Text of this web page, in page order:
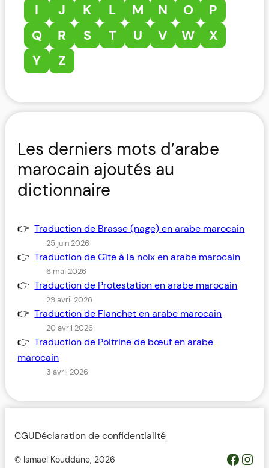
I
J K L M N O
P
Q
R S T U V W
X
Y
Z
Les derniers mots d’arabe
marocain ajoutés au
dictionnaire
Traduction de Brasse (nage) en arabe marocain
25 juin 2026
Traduction de Gîte à la noix en arabe marocain
6 mai 2026
Traduction de Protestation en arabe marocain
29 avril 2026
Traduction de Flanchet en arabe marocain
20 avril 2026
Traduction de Poitrine de bœuf en arabe
marocain
3 avril 2026
CGUDéclaration de confidentialité
© Ismael Kouddane, 2026 https://www.facebook.com/profile.php?id=100093685364119&__cft__[0]=AZWovLDTUsZGvQikhreHbQlM2wwUJXYZcMIQqUCyjo4QRRB9L4ThlW7gKbCbGuz9_6H_Y_jmfsuYI_nC2pEyGg8Z46ODdeAqO0_3dJH3dIcJTw&__tn__=-UC%2CP-R